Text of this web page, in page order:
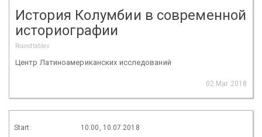
История Колумбии в современной
историографии
Roundtables
Центр Латиноамериканских исследований
02 Mar 2018
Start: 10:00, 10.07.2018